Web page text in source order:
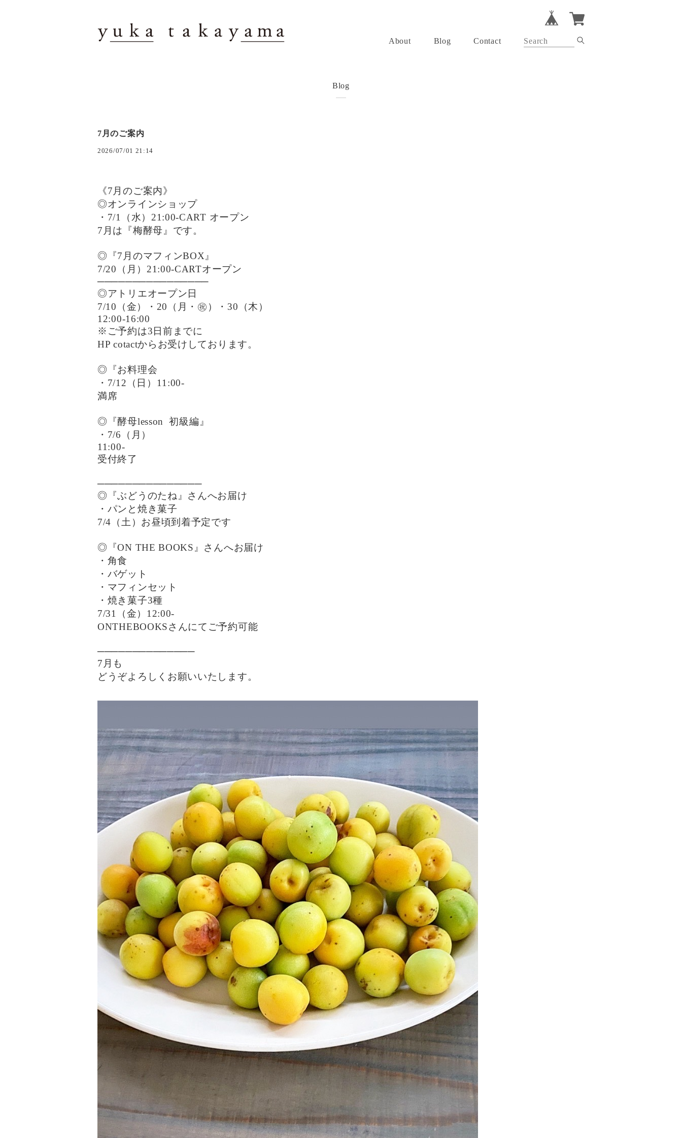
About Blog Contact
Blog
7月のご案内
2026/07/01 21:14
《7月のご案内》
◎オンラインショップ
・7/1（水）21:00-CART オープン
7月は『梅酵母』です。
◎『7月のマフィンBOX』
7/20（月）21:00-CARTオープン
────────────────
◎アトリエオープン日
7/10（金）・20（月・㊗️）・30（木）
12:00-16:00
※ご予約は3日前までに
HP cotactからお受けしております。
◎『お料理会
・7/12（日）11:00-
満席
◎『酵母lesson
初級編』
・7/6（月）
11:00-
受付終了
───────────────
◎『ぶどうのたね』さんへお届け
・パンと焼き菓子
7/4（土）お昼頃到着予定です
◎『ON THE BOOKS』さんへお届け
・角食
・バゲット
・マフィンセット
・焼き菓子3種
7/31（金）12:00-
ONTHEBOOKSさんにてご予約可能
──────────────
7月も
どうぞよろしくお願いいたします。